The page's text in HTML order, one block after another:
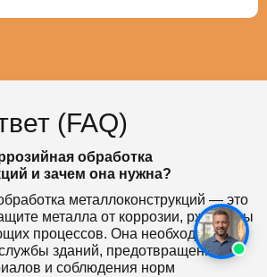
(FAQ)
обработка
и зачем она нужна?
металлоконструкций — это
металла от коррозии, ржавчины
процессов. Она необходима для
зданий, предотвращения
и соблюдения норм